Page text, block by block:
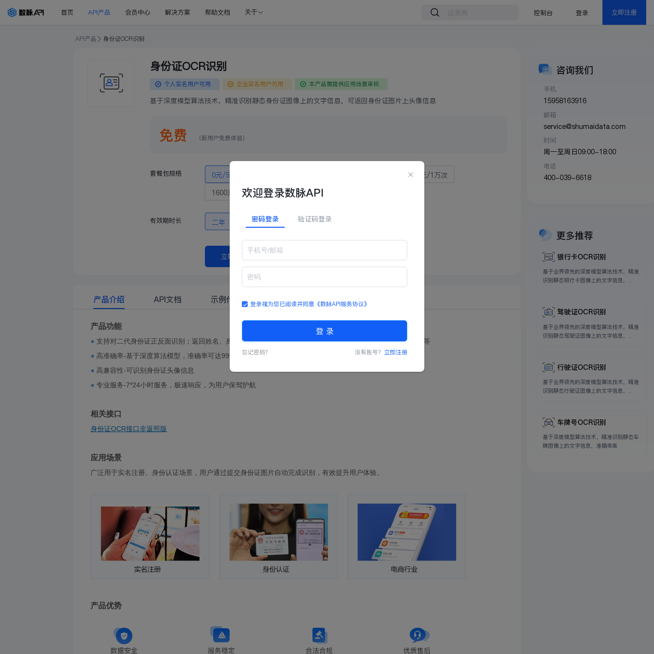
首页 API产品 会员中心 解决方案 帮助文档 关于 控制台 登录 立即注册
API产品 身份证OCR识别
身份证OCR识别
个人实名用户可用 企业实名用户可用 本产品需提供应用场景审核
基于深度模型算法技术，精准识别静态身份证图像上的文字信息，可返回身份证图片上头像信息
免费 （新用户免费体验）
套餐包规格 0元/5次
350元/1万次
1600元/5万次
3000元/10万次
有效期时长 二年
立即购买
产品介绍 API文档 示例代码
产品功能
● 支持对二代身份证正反面识别；返回姓名、身份证号码、性别、民族、出生年月日、地址、签发机关及有效期等
● 高准确率-基于深度算法模型，准确率可达99%以上
● 高兼容性-可识别身份证头像信息
● 专业服务-7*24小时服务，极速响应，为用户保驾护航
相关接口
身份证OCR接口非返照版
应用场景
广泛用于实名注册、身份认证场景，用户通过提交身份证图片自动完成识别，有效提升用户体验。
产品优势
咨询我们
手机
15958163916
邮箱
service@shumaidata.com
时间
周一至周日09:00-18:00
电话
400-039-6618
更多推荐
银行卡OCR识别
基于业界领先的深度模型算法技术，精准
识别静态银行卡图像上的文字信息，...
驾驶证OCR识别
基于业界领先的深度模型算法技术，精准
识别静态驾驶证图像上的文字信息，...
行驶证OCR识别
基于业界领先的深度模型算法技术，精准
识别静态行驶证图像上的文字信息，...
车牌号OCR识别
基于深度模型算法技术，精准识别静态车
牌图像上的文字信息，准确率高
欢迎登录数脉API
密码登录 验证码登录
登录视为您已阅读并同意 《数脉API服务协议》
登 录
忘记密码？ 没有账号？ 立即注册